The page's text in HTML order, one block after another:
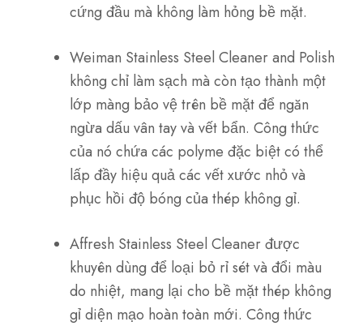
cứng đầu mà không làm hỏng bề mặt.
Weiman Stainless Steel Cleaner and Polish
không chỉ làm sạch mà còn tạo thành một
lớp màng bảo vệ trên bề mặt để ngăn
ngừa dấu vân tay và vết bẩn. Công thức
của nó chứa các polyme đặc biệt có thể
lấp đầy hiệu quả các vết xước nhỏ và
phục hồi độ bóng của thép không gỉ.
Affresh Stainless Steel Cleaner được
khuyên dùng để loại bỏ rỉ sét và đổi màu
do nhiệt, mang lại cho bề mặt thép không
gỉ diện mạo hoàn toàn mới. Công thức